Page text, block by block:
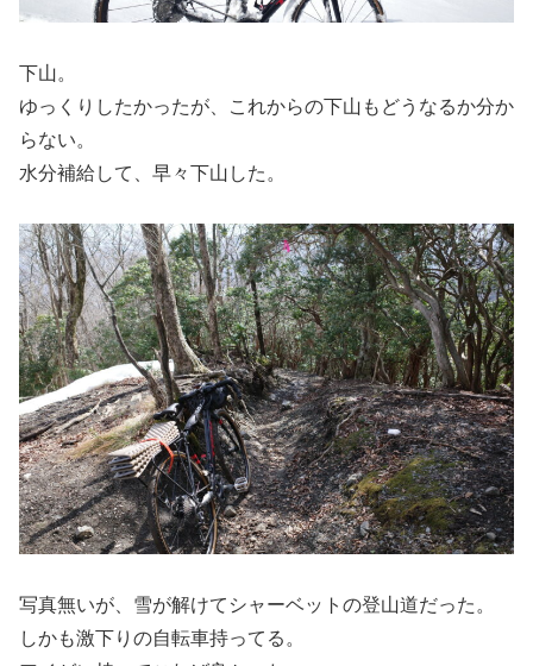
下山。
ゆっくりしたかったが、これからの下山もどうなるか分か
らない。
水分補給して、早々下山した。
写真無いが、雪が解けてシャーベットの登山道だった。
しかも激下りの自転車持ってる。